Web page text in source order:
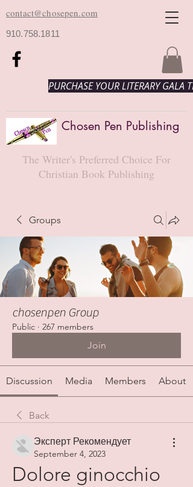
contact@chosepen.com
910.758.1811
PURCHASE YOUR LITERARY GALA
Chosen Pen Publishing
The Writer's Preferred Choice For
Christian Book Publishing
Groups
chosenpen Group
Public · 267 members
Join
Discussion Media Members About
Back
Эксперт Рекомендует
September 4, 2023
Dolore ginocchio